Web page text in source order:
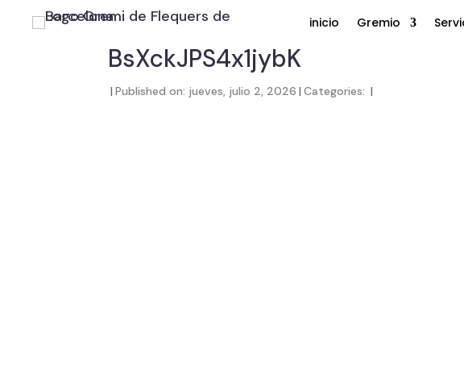
inicio Gremio
BsXckJPS4x1jybK
| Published on: jueves, julio 2, 2026 | Categories: |